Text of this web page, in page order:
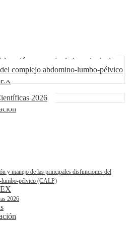
y manejo de las principales
complejo abdomino-lumbo-pélvico
2026
y manejo de las principales disfunciones del
lumbo-pélvico (CALP)
2026